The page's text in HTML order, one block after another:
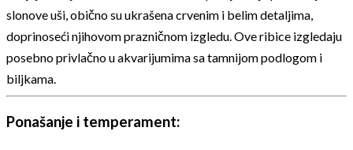
slonove uši, obično su ukrašena crvenim i belim detaljima,
doprinoseći njihovom prazničnom izgledu. Ove ribice izgledaju
posebno privlačno u akvarijumima sa tamnijom podlogom i
biljkama.
Ponašanje i temperament: